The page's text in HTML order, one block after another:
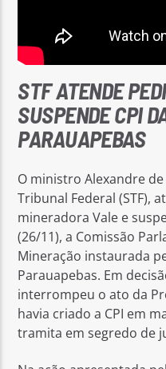
STF ATENDE
SUSPENDE CPI
PARAUAPEBAS
O ministro Alexandre
Tribunal Federal (STF),
mineradora Vale e
(26/11), a Comissão
Mineração instaurada
Parauapebas. Em
interrompeu o ato da
havia criado a CPI em
tramita em segredo de